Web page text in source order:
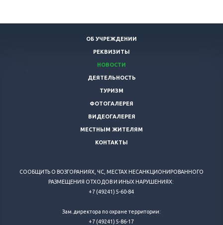
ОБ УЧРЕЖДЕНИИ
РЕКВИЗИТЫ
НОВОСТИ
ДЕЯТЕЛЬНОСТЬ
ТУРИЗМ
ФОТОГАЛЕРЕЯ
ВИДЕОГАЛЕРЕЯ
МЕСТНЫМ ЖИТЕЛЯМ
КОНТАКТЫ
СООБЩИТЬ О ВОЗГОРАНИЯХ, ЧС, МЕСТАХ НЕСАНКЦИОНИРОВАННОГО
РАЗМЕЩЕНИЯ ОТХОДОВ И ИНЫХ НАРУШЕНИЯХ:
+7 (49241) 5-60-84
Зам.директора по охране территории:
+7 (49241) 5-86-17